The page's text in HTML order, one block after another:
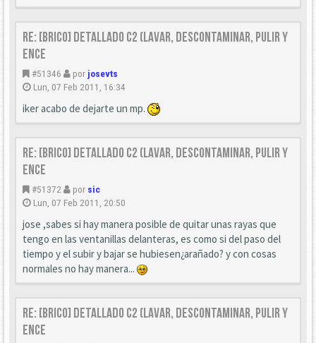
Re: [Brico] Detallado C2 (Lavar, descontaminar, pulir y
ence
#51346 por josevts
Lun, 07 Feb 2011, 16:34
iker acabo de dejarte un mp.
Re: [Brico] Detallado C2 (Lavar, descontaminar, pulir y
ence
#51372 por sic
Lun, 07 Feb 2011, 20:50
jose ,sabes si hay manera posible de quitar unas rayas que
tengo en las ventanillas delanteras, es como si del paso del
tiempo y el subir y bajar se hubiesen¿arañado? y con cosas
normales no hay manera...
Re: [Brico] Detallado C2 (Lavar, descontaminar, pulir y
ence